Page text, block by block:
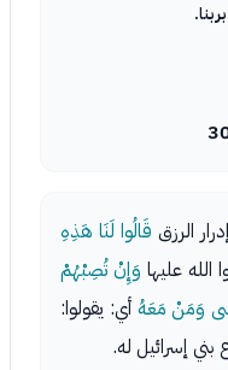
الرزق قَالُوا لَنَا هَذِهِ
عليها وَإِنْ تُصِبْهُمْ
وَمَنْ مَعَهُ أي: يقولوا:
إسرائيل له.